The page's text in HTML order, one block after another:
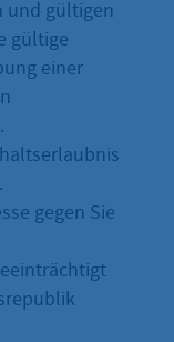
und gültigen
gültige
einer
gegen Sie